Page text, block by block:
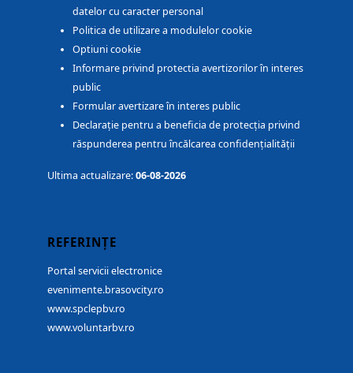
datelor cu caracter personal
Politica de utilizare a modulelor cookie
Optiuni cookie
Informare privind protectia avertizorilor în interes
public
Formular avertizare în interes public
Declarație pentru a beneficia de protecția privind
răspunderea pentru încălcarea confidențialității
Ultima actualizare:06-08-2026
REFERINȚE
Portal servicii electronice
evenimente.brasovcity.ro
www.spclepbv.ro
www.voluntarbv.ro